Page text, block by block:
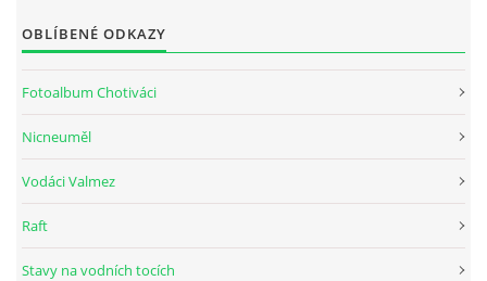
OBLÍBENÉ ODKAZY
Fotoalbum Chotiváci
Nicneuměl
Vodáci Valmez
Raft
Stavy na vodních tocích